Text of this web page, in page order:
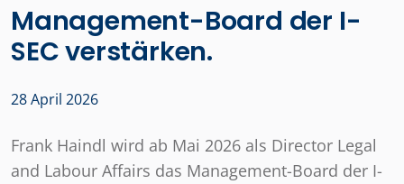
Management-Board der I-
SEC verstärken.
28 April 2026
Frank Haindl wird ab Mai 2026 als Director Legal
and Labour Affairs das Management-Board der I-